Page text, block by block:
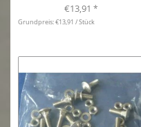
€13,91 *
Grundpreis: €13,91 / Stück